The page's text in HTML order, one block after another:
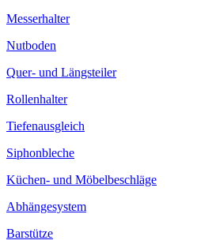
Messerhalter
Nutboden
Quer- und Längsteiler
Rollenhalter
Tiefenausgleich
Siphonbleche
Küchen- und Möbelbeschläge
Abhängesystem
Barstütze